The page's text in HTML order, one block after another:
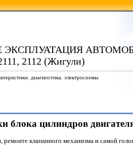
2112 (Жигули)
диагностика. электросхемы
блока цилиндров
клапанного механизма и самой